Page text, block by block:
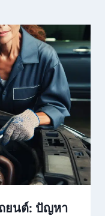
ยนต์: ปัญหา